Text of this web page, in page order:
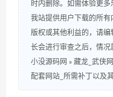
时内删除。如需体验更多
我站提供用户下载的所
版权或其他利益的，请
长会进行审查之后，情况
小没源码网 » 藏龙_武侠
配套网站_所需补丁以及